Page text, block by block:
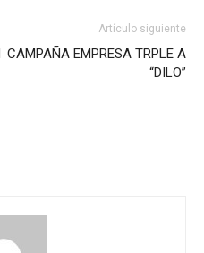
Artículo siguiente
CAMPAÑA EMPRESA TRPLE A
“DILO”